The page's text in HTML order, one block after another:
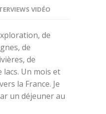
VIDÉO
de
de
de
Un mois et
la France. Je
un déjeuner au